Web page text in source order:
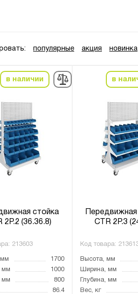
популярные акция новинка
в наличии
стойка
2P.2 (36.36.8)
213603
мм
1700
мм
1000
мм
800
86.4
в
CTR 2P.3
Код товара:
Высота, мм
Ширина, мм
Глубина, мм
Вес, кг